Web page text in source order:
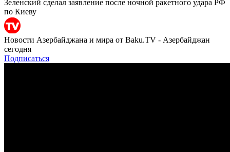
Зеленский сделал заявление после ночной ракетного удара РФ
по Киеву
Новости Азербайджана и мира от Baku.TV - Азербайджан
сегодня
Подписаться